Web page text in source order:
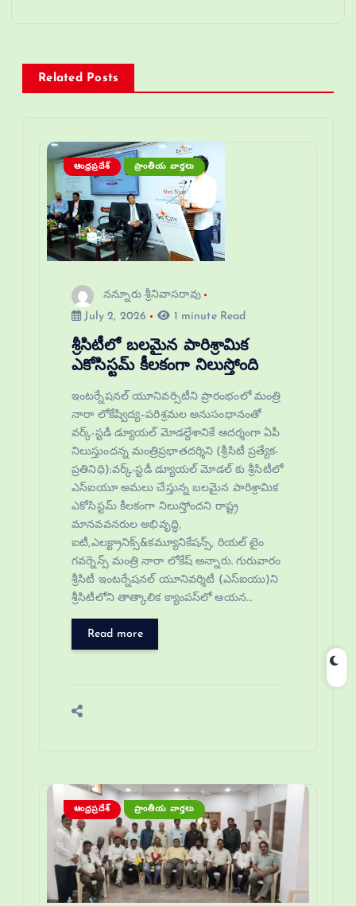
Related Posts
ఆంధ్రప్రదేశ్ ప్రాంతీయ వార్తలు
నన్నూరు శ్రీనివాసరావు
July 2, 2026
1 minute Read
శ్రీసిటీలో బలమైన పారిశ్రామిక
ఎకోసిస్టమ్ కీలకంగా నిలుస్తోంది
ఇంటర్నేషనల్ యూనివర్సిటీని ప్రారంభంలో మంత్రి
నారా లోకేష్విద్య–పరిశ్రమల అనుసంధానంతో
వర్క్-స్టడీ డ్యూయల్ మోడల్దేశానికే ఆదర్శంగా ఏపీ
నిలుస్తుందన్న మంత్రిప్రభాతదర్శిని (శ్రీసిటీ ప్రత్యేక-
ప్రతినిధి):వర్క్-స్టడీ డ్యూయల్ మోడల్ కు శ్రీసిటీలో
ఎస్‌ఐయూ అమలు చేస్తున్న బలమైన పారిశ్రామిక
ఎకోసిస్టమ్ కీలకంగా నిలుస్తోందని రాష్ట్ర
మానవవనరుల అభివృద్ధి,
ఐటీ,ఎలక్ట్రానిక్స్&కమ్యూనికేషన్స్, రియల్ టైం
గవర్నెన్స్ మంత్రి నారా లోకేష్ అన్నారు. గురువారం
శ్రీసిటీ ఇంటర్నేషనల్ యూనివర్శిటీ (ఎస్ఐయు)ని
శ్రీసిటీలోని తాత్కాలిక క్యాంపస్‌లో ఆయన…
Read more
ఆంధ్రప్రదేశ్ ప్రాంతీయ వార్తలు